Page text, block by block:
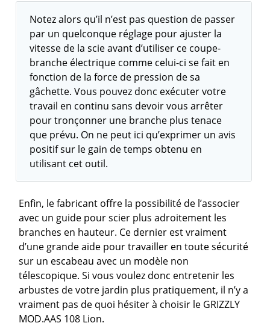
Notez alors qu’il n’est pas question de passer
par un quelconque réglage pour ajuster la
vitesse de la scie avant d’utiliser ce coupe-
branche électrique comme celui-ci se fait en
fonction de la force de pression de sa
gâchette. Vous pouvez donc exécuter votre
travail en continu sans devoir vous arrêter
pour tronçonner une branche plus tenace
que prévu. On ne peut ici qu’exprimer un avis
positif sur le gain de temps obtenu en
utilisant cet outil.
Enfin, le fabricant offre la possibilité de l’associer
avec un guide pour scier plus adroitement les
branches en hauteur. Ce dernier est vraiment
d’une grande aide pour travailler en toute sécurité
sur un escabeau avec un modèle non
télescopique. Si vous voulez donc entretenir les
arbustes de votre jardin plus pratiquement, il n’y a
vraiment pas de quoi hésiter à choisir le GRIZZLY
MOD.AAS 108 Lion.